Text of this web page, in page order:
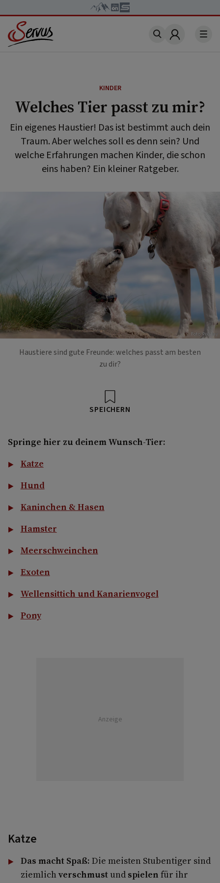
Account
KINDER
Welches Tier passt zu mir?
Ein eigenes Haustier! Das ist bestimmt auch dein
Traum. Aber welches soll es denn sein? Und
welche Erfahrungen machen Kinder, die schon
eins haben? Ein kleiner Ratgeber.
Foto: Pixabay
Haustiere sind gute Freunde: welches passt am besten
zu dir?
SPEICHERN
Springe hier zu deinem Wunsch-Tier:
Katze
Hund
Kaninchen & Hasen
Hamster
Meerschweinchen
Exoten
Wellensittich und Kanarienvogel
Pony
Anzeige
Katze
Das macht Spaß: Die meisten Stubentiger sind
ziemlich verschmust und spielen für ihr